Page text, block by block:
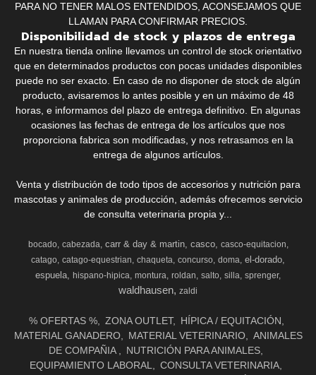
PARA NO TENER MALOS ENTENDIDOS, ACONSEJAMOS QUE
LLAMAN PARA CONFIRMAR PRECIOS.
Disponibilidad de stock y plazos de entrega
En nuestra tienda online llevamos un control de stock orientativo
que en determinados productos con pocas unidades disponibles
puede no ser exacto. En caso de no disponer de stock de algún
producto, avisaremos lo antes posible y en un máximo de 48
horas, e informamos del plazo de entrega definitivo. En algunas
ocasiones las fechas de entrega de los artículos que nos
proporciona fabrica son modificadas, y nos retrasamos en la
entrega de algunos artículos.
Venta y distribución de todo tipos de accesorios y nutrición para
mascotas y animales de producción, además ofrecemos servicio
de consulta veterinaria propia y...
bocado cabezada carr & day & martin casco
casco-equitacion
catago catago-equestrian chaqueta concurso doma el-dorado
espuela
hispano-hipica montura roldan salto silla sprenger
waldhausen zaldi
% OFERTAS % ZONA OUTLET
HÍPICA / EQUITACIÓN
MATERIAL GANADERO
MATERIAL VETERINARIO
ANIMALES
DE COMPAÑIA
NUTRICIÓN PARA ANIMALES
EQUIPAMIENTO LABORAL
CONSULTA VETERINARIA